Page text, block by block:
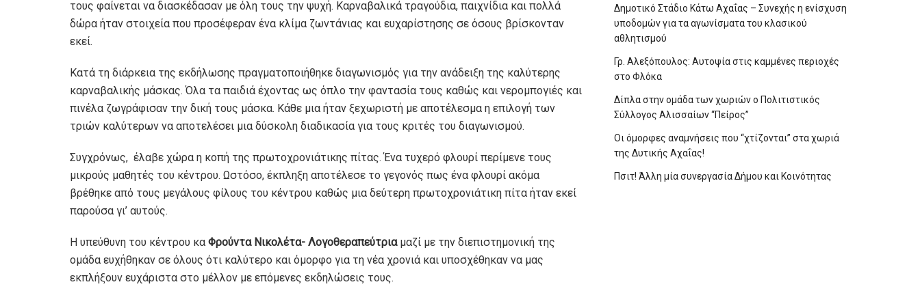
τους φαίνεται να διασκέδασαν με όλη τους την ψυχή. Καρναβαλικά τραγούδια, παιχνίδια και πολλά
δώρα ήταν στοιχεία που προσέφεραν ένα κλίμα ζωντάνιας και ευχαρίστησης σε όσους βρίσκονταν
εκεί.
Κατά τη διάρκεια της εκδήλωσης πραγματοποιήθηκε διαγωνισμός για την ανάδειξη της καλύτερης
καρναβαλικής μάσκας. Όλα τα παιδιά έχοντας ως όπλο την φαντασία τους καθώς και νερομπογιές και
πινέλα ζωγράφισαν την δική τους μάσκα. Κάθε μια ήταν ξεχωριστή με αποτέλεσμα η επιλογή των
τριών καλύτερων να αποτελέσει μια δύσκολη διαδικασία για τους κριτές του διαγωνισμού.
Συγχρόνως, έλαβε χώρα η κοπή της πρωτοχρονιάτικης πίτας. Ένα τυχερό φλουρί περίμενε τους
μικρούς μαθητές του κέντρου. Ωστόσο, έκπληξη αποτέλεσε το γεγονός πως ένα φλουρί ακόμα
βρέθηκε από τους μεγάλους φίλους του κέντρου καθώς μια δεύτερη πρωτοχρονιάτικη πίτα ήταν εκεί
παρούσα γι’ αυτούς.
Η υπεύθυνη του κέντρου κα Φρούντα Νικολέτα- Λογοθεραπεύτριαμαζί με την διεπιστημονική της
ομάδα ευχήθηκαν σε όλους ότι καλύτερο και όμορφο για τη νέα χρονιά και υποσχέθηκαν να μας
εκπλήξουν ευχάριστα στο μέλλον με επόμενες εκδηλώσεις τους.
Δημοτικό Στάδιο Κάτω Αχαΐας – Συνεχής η ενίσχυση
υποδομών για τα αγωνίσματα του κλασικού
αθλητισμού
Γρ. Αλεξόπουλος: Αυτοψία στις καμμένες περιοχές
στο Φλόκα
Δίπλα στην ομάδα των χωριών ο Πολιτιστικός
Σύλλογος Αλισσαίων “Πείρος”
Οι όμορφες αναμνήσεις που “χτίζονται” στα χωριά
της Δυτικής Αχαΐας!
Πσιτ! Άλλη μία συνεργασία Δήμου και Κοινότητας